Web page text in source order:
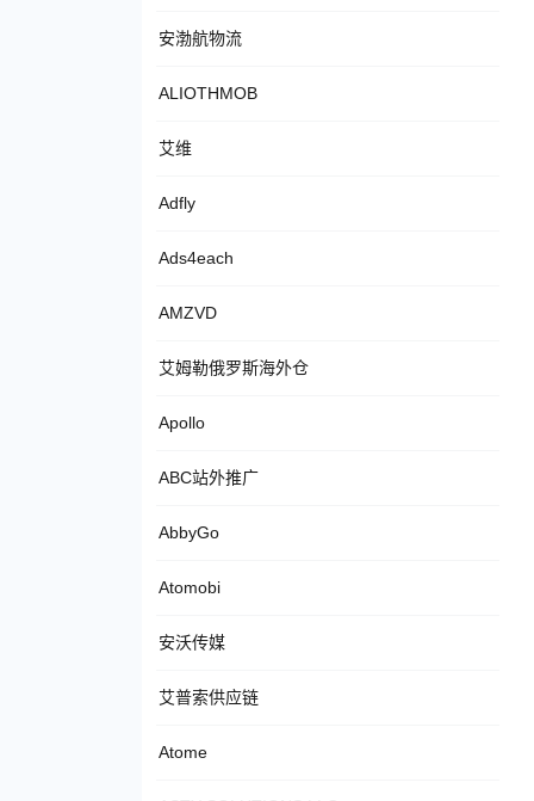
安渤航物流
ALIOTHMOB
艾维
Adfly
Ads4each
AMZVD
艾姆勒俄罗斯海外仓
Apollo
ABC站外推广
AbbyGo
Atomobi
安沃传媒
艾普索供应链
Atome